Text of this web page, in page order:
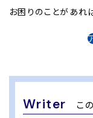
お困りのことがあれ
Writer こ